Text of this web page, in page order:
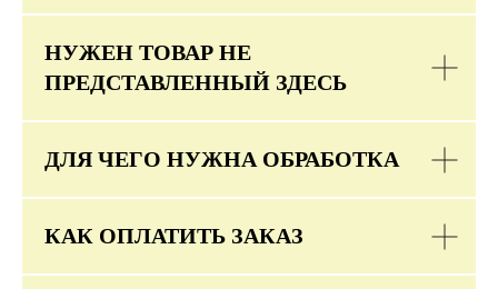
НУЖЕН ТОВАР НЕ
ПРЕДСТАВЛЕННЫЙ ЗДЕСЬ
ДЛЯ ЧЕГО НУЖНА ОБРАБОТКА
КАК ОПЛАТИТЬ ЗАКАЗ